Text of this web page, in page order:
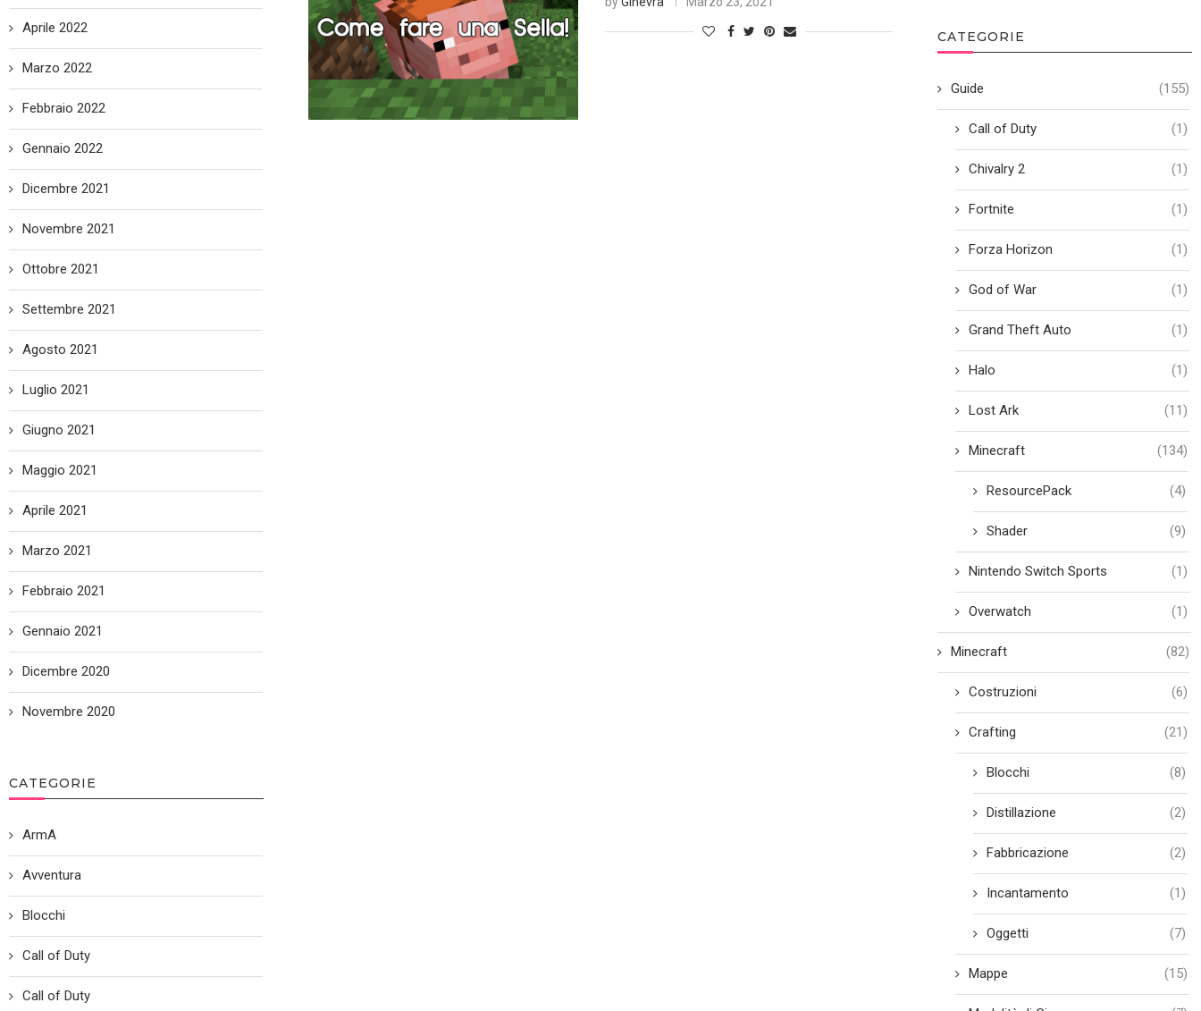
CATEGORIE
Guide (155)
Call of Duty (1)
Chivalry 2 (1)
Fortnite (1)
Forza Horizon (1)
God of War (1)
Grand Theft Auto (1)
Halo (1)
Lost Ark (11)
Minecraft (134)
ResourcePack (4)
Shader (9)
Nintendo Switch Sports (1)
Overwatch (1)
Minecraft (82)
Costruzioni (6)
Crafting (21)
Blocchi (8)
Distillazione (2)
Fabbricazione (2)
Incantamento (1)
Oggetti (7)
Mappe (15)
Aprile 2022
Marzo 2022
Febbraio 2022
Gennaio 2022
Dicembre 2021
Novembre 2021
Ottobre 2021
Settembre 2021
Agosto 2021
Luglio 2021
Giugno 2021
Maggio 2021
Aprile 2021
Marzo 2021
Febbraio 2021
Gennaio 2021
Dicembre 2020
Novembre 2020
CATEGORIE
ArmA
Avventura
Blocchi
Call of Duty
Call of Duty